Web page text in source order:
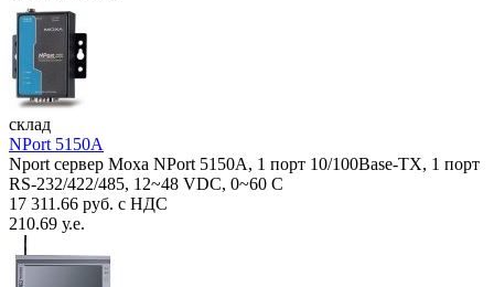
склад
NPort 5150A
Nport сервер Moxa NPort 5150A, 1 порт 10/100Base-TX, 1 порт
RS-232/422/485, 12~48 VDC, 0~60 С
17 311.66 руб. с НДС
210.69 у.е.